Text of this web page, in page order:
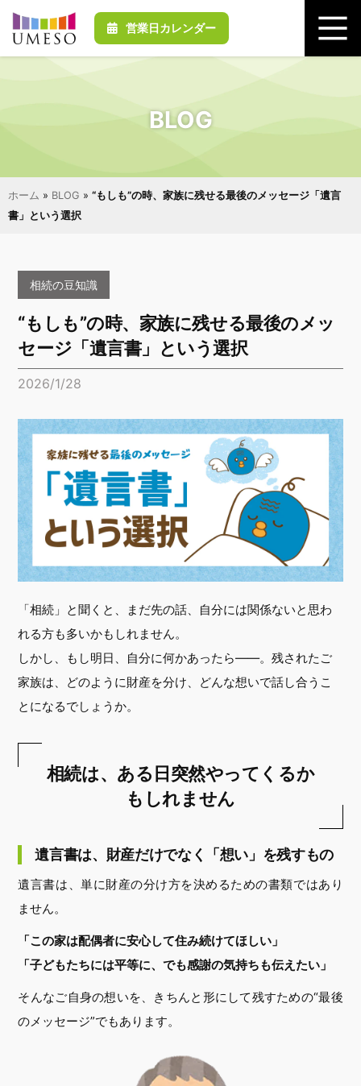
営業日カレンダー
BLOG
ホーム » BLOG » “もしも”の時、家族に残せる最後のメッセージ「遺言
書」という選択
相続の豆知識
“もしも”の時、家族に残せる最後のメッ
セージ「遺言書」という選択
2026/1/28
「相続」と聞くと、まだ先の話、自分には関係ないと思わ
れる方も多いかもしれません。
しかし、もし明日、自分に何かあったら――。残されたご
家族は、どのように財産を分け、どんな想いで話し合うこ
とになるでしょうか。
相続は、ある日突然やってくるか
もしれません
遺言書は、財産だけでなく「想い」を残すもの
遺言書は、単に財産の分け方を決めるための書類ではあり
ません。
「この家は配偶者に安心して住み続けてほしい」
「子どもたちには平等に、でも感謝の気持ちも伝えたい」
そんなご自身の想いを、きちんと形にして残すための“最後
のメッセージ”でもあります。